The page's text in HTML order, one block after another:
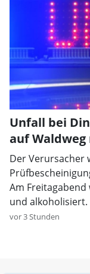
Unfall bei
auf
Der Verursacher
Am
und alkoholisiert.
vor 3 Stunden